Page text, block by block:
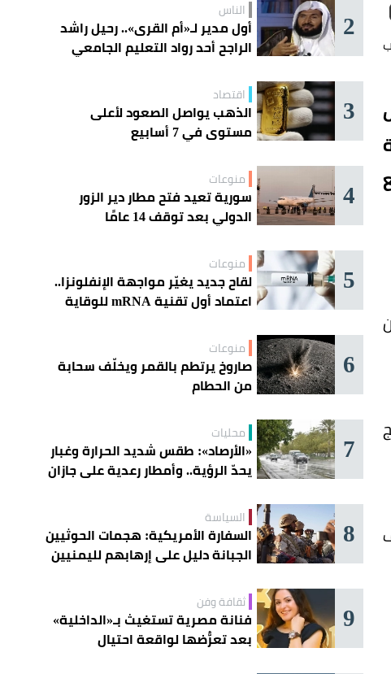
يقف
2 الناس
أول مدير لـ«أم القرى».. رحيل راشد
الراجح أحد رواد التعليم الجامعي
3 اقتصاد
الذهب يواصل الصعود لأعلى
مستوى في 7 أسابيع
4 منوعات
سورية تعيد فتح مطار دير الزور
الدولي بعد توقف 14 عامًا
5 منوعات
لقاح جديد يغيّر مواجهة الإنفلونزا..
اعتماد أول تقنية mRNA للوقاية
6 منوعات
صاروخ يرتطم بالقمر ويخلّف سحابة
من الحطام
7 محليات
«الأرصاد»: طقس شديد الحرارة وغبار
يحدّ الرؤية.. وأمطار رعدية على جازان
8 السياسة
السفارة الأمريكية: هجمات الحوثيين
الجبانة دليل على إرهابهم لليمنيين
9 ثقافة وفن
فنانة مصرية تستغيث بـ«الداخلية»
بعد تعرُّضها لواقعة احتيال